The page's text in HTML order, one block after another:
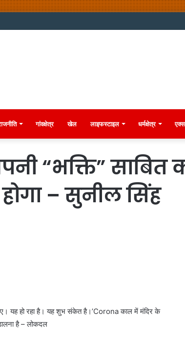
गांवक्षेत्र खेल लाइफस्टाइल धर्मक्षेत्र
“भक्ति”
– सुनील सिंह
यह हो रहा है। यह शुभ संकेत है।’Corona काल में मंदिर के
है – लोकदल